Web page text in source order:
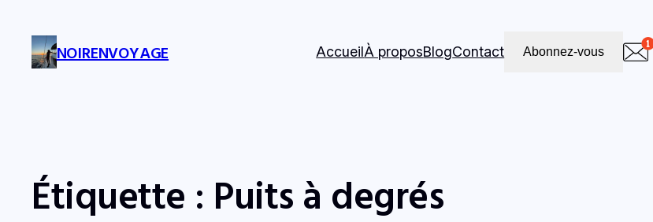
NOIRENVOYAGE AccueilÀ proposBlogContact Abonnez-vous
Étiquette : Puits à degrés